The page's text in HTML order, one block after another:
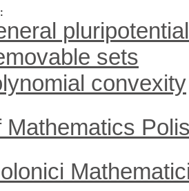
sets
convexity
Mathematics